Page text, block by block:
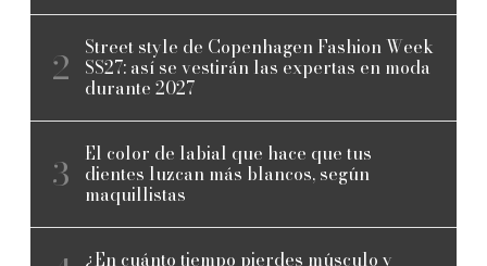
Street style de Copenhagen Fashion Week
SS27: así se vestirán las expertas en moda
durante 2027
El color de labial que hace que tus
dientes luzcan más blancos, según
maquillistas
¿En cuánto tiempo pierdes músculo y